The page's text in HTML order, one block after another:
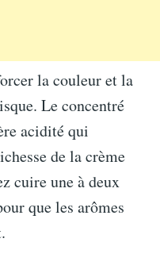
la couleur et la
Le concentré
acidité qui
de la crème
cuire une à deux
que les arômes